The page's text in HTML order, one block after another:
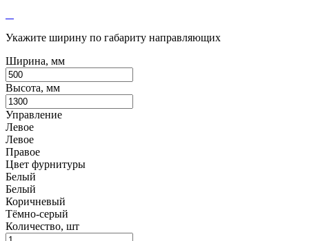
Укажите ширину по габариту направляющих
Ширина, мм
Высота, мм
Управление
Левое
Левое
Правое
Цвет фурнитуры
Белый
Белый
Коричневый
Тёмно-серый
Количество, шт